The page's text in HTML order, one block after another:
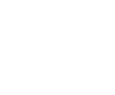
Social